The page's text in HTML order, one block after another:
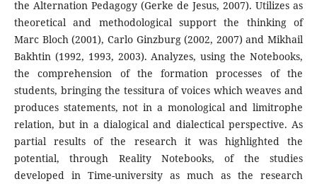
the Alternation Pedagogy (Gerke de Jesus, 2007). Utilizes as
theoretical and methodological support the thinking of
Marc Bloch (2001), Carlo Ginzburg (2002, 2007) and Mikhail
Bakhtin (1992, 1993, 2003). Analyzes, using the Notebooks,
the comprehension of the formation processes of the
students, bringing the tessitura of voices which weaves and
produces statements, not in a monological and limitrophe
relation, but in a dialogical and dialectical perspective. As
partial results of the research it was highlighted the
potential, through Reality Notebooks, of the studies
developed in Time-university as much as the research